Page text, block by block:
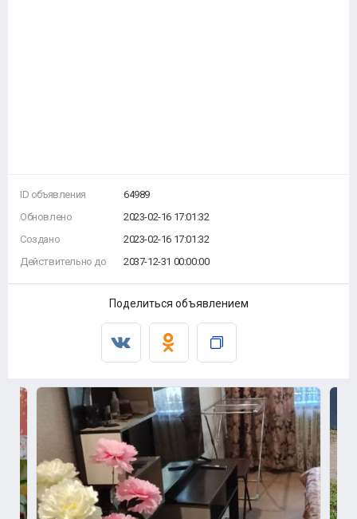
ID объявления
Обновлено
Создано
Действительно до
64989
2023-02-16 17:01:32
2023-02-16 17:01:32
2037-12-31 00:00:00
Поделиться объявлением